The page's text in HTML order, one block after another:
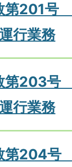
第201
行業務
第203
行業務
第204